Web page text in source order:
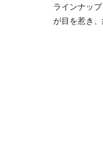
ラインナッ
が目を惹き